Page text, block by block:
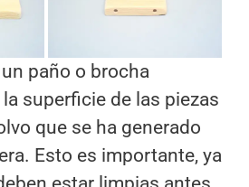
paño o brocha
superficie de las piezas
que se ha generado
Esto es importante, ya